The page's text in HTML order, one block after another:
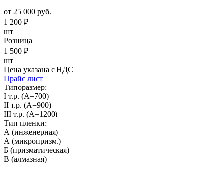
от 25 000 руб.
1 200 ₽
шт
Розница
1 500 ₽
шт
Цена указана с НДС
Прайс лист
Типоразмер:
I т.р. (А=700)
II т.р. (А=900)
III т.р. (А=1200)
Тип пленки:
А (инженерная)
А (микропризм.)
Б (призматическая)
В (алмазная)
–